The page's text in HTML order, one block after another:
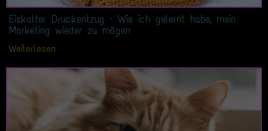
Eiskalter Druckentzug – Wie ich gelernt habe, mein
Marketing wieder zu mögen
Weiterlesen